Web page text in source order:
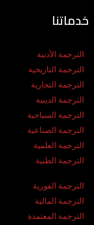
خدماتنا
الترجمة الأدبية
الترجمة التاريخية
الترجمة التجارية
الترجمة الدينية
الترجمة السياحية
الترجمة الصناعية
الترجمة العلمية
الترجمة الطبية
الترجمة الفورية
الترجمة المالية
الترجمة المعتمدة